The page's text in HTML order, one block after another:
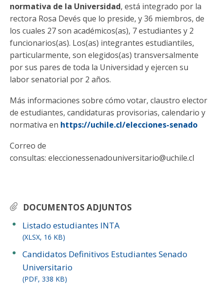
DOCUMENTOS ADJUNTOS
Listado estudiantes INTA
(XLSX, 16 KB)
Candidatos Definitivos Estudiantes Senado
Universitario
(PDF, 338 KB)
normativa de la Universidad, está integrado por la
rectora Rosa Devés que lo preside, y 36 miembros, de
los cuales 27 son académicos(as), 7 estudiantes y 2
funcionarios(as). Los(as) integrantes estudiantiles,
particularmente, son elegidos(as) transversalmente
por sus pares de toda la Universidad y ejercen su
labor senatorial por 2 años.
Más informaciones sobre cómo votar, claustro elector
de estudiantes, candidaturas provisorias, calendario y
normativa en https://uchile.cl/elecciones-senado
Correo de
consultas: eleccionessenadouniversitario@uchile.cl